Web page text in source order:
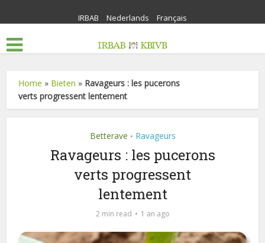
IRBAB Nederlands Français
Home » Bieten » Ravageurs : les pucerons
verts progressent lentement
Betterave • Ravageurs
Ravageurs : les pucerons
verts progressent
lentement
2 min read 1 an ago